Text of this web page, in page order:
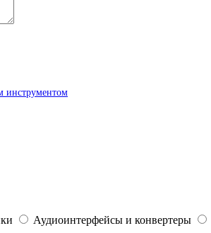
инструментом
Аудиоинтерфейсы и конвертеры